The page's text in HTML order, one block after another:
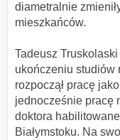
diametralnie
mieszkańców.
Tadeusz
ukończeniu studiów
rozpoczął pracę
jednocześnie pracę
doktora
Białymstoku. Na